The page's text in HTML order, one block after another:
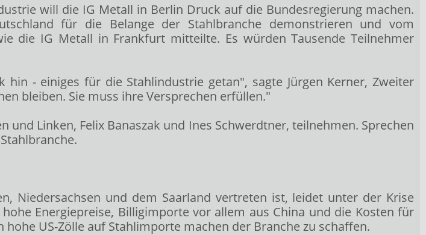
will die IG Metall in Berlin Druck auf die Bundesregierung machen.
für die Belange der Stahlbranche demonstrieren und vom
die IG Metall in Frankfurt mitteilte. Es würden Tausende Teilnehmer
- einiges für die Stahlindustrie getan", sagte Jürgen Kerner, Zweiter
bleiben. Sie muss ihre Versprechen erfüllen."
Linken, Felix Banaszak und Ines Schwerdtner, teilnehmen. Sprechen
Niedersachsen und dem Saarland vertreten ist, leidet unter der Krise
Energiepreise, Billigimporte vor allem aus China und die Kosten für
US-Zölle auf Stahlimporte machen der Branche zu schaffen.